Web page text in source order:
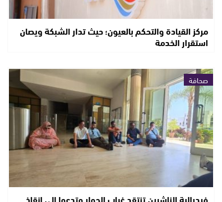
مركز القيادة والتحكم بالعيون؛ حيث تدار الشبكة ويصان
استقرار الخدمة
صحافة